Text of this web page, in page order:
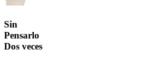
Sin
Pensarlo
Dos veces